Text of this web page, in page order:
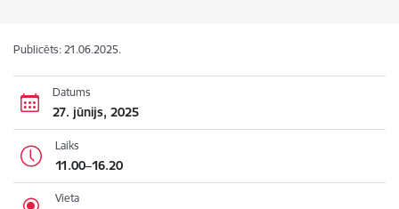
Publicēts: 21.06.2025.
Datums
27. jūnijs, 2025
Laiks
11.00–16.20
Vieta